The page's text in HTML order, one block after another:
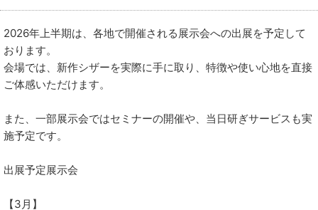
2026年上半期は、各地で開催される展示会への出展を予定して
おります。
会場では、新作シザーを実際に手に取り、特徴や使い心地を直接
ご体感いただけます。
また、一部展示会ではセミナーの開催や、当日研ぎサービスも実
施予定です。
出展予定展示会
【3月】